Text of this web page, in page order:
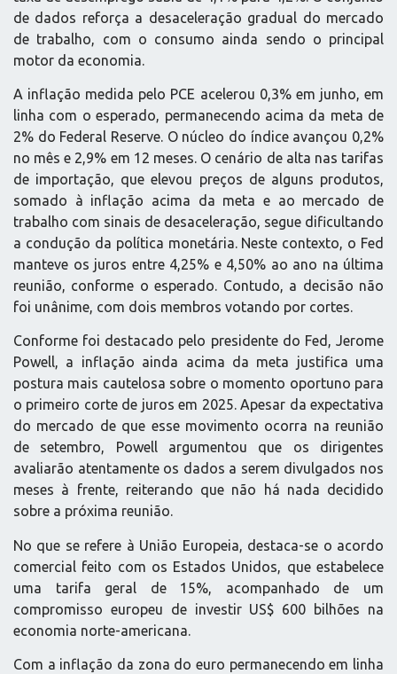
de dados reforça a desaceleração gradual do mercado
de trabalho, com o consumo ainda sendo o principal
motor da economia.
A inflação medida pelo PCE acelerou 0,3% em junho, em
linha com o esperado, permanecendo acima da meta de
2% do Federal Reserve. O núcleo do índice avançou 0,2%
no mês e 2,9% em 12 meses. O cenário de alta nas tarifas
de importação, que elevou preços de alguns produtos,
somado à inflação acima da meta e ao mercado de
trabalho com sinais de desaceleração, segue dificultando
a condução da política monetária. Neste contexto, o Fed
manteve os juros entre 4,25% e 4,50% ao ano na última
reunião, conforme o esperado. Contudo, a decisão não
foi unânime, com dois membros votando por cortes.
Conforme foi destacado pelo presidente do Fed, Jerome
Powell, a inflação ainda acima da meta justifica uma
postura mais cautelosa sobre o momento oportuno para
o primeiro corte de juros em 2025. Apesar da expectativa
do mercado de que esse movimento ocorra na reunião
de setembro, Powell argumentou que os dirigentes
avaliarão atentamente os dados a serem divulgados nos
meses à frente, reiterando que não há nada decidido
sobre a próxima reunião.
No que se refere à União Europeia, destaca-se o acordo
comercial feito com os Estados Unidos, que estabelece
uma tarifa geral de 15%, acompanhado de um
compromisso europeu de investir US$ 600 bilhões na
economia norte-americana.
Com a inflação da zona do euro permanecendo em linha